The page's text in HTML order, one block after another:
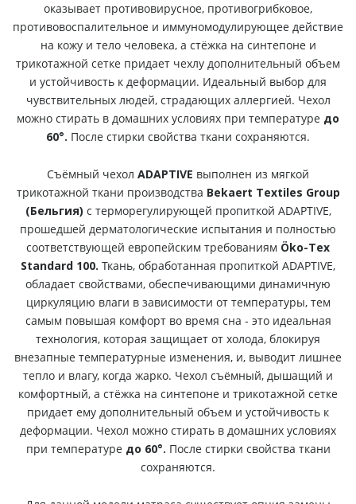
оказывает противовирусное, противогрибковое,
противовоспалительное и иммуномодулирующее действие
на кожу и тело человека, а стёжка на синтепоне и
трикотажной сетке придает чехлу дополнительный объем
и устойчивость к деформации. Идеальный выбор для
чувствительных людей, страдающих аллергией. Чехол
можно стирать в домашних условиях при температуре до
60°. После стирки свойства ткани сохраняются.
Съёмный чехол ADAPTIVE выполнен из мягкой
трикотажной ткани производства Bekaert Textiles Group
(Бельгия) с терморегулирующей пропиткой ADAPTIVE,
прошедшей дерматологические испытания и полностью
соответствующей европейским требованиям Öko-Tex
Standard 100. Ткань, обработанная пропиткой ADAPTIVE,
обладает свойствами, обеспечивающими динамичную
циркуляцию влаги в зависимости от температуры, тем
самым повышая комфорт во время сна - это идеальная
технология, которая защищает от холода, блокируя
внезапные температурные изменения, и, выводит лишнее
тепло и влагу, когда жарко. Чехол съёмный, дышащий и
комфортный, а стёжка на синтепоне и трикотажной сетке
придает ему дополнительный объем и устойчивость к
деформации. Чехол можно стирать в домашних условиях
при температуре до 60°. После стирки свойства ткани
сохраняются.